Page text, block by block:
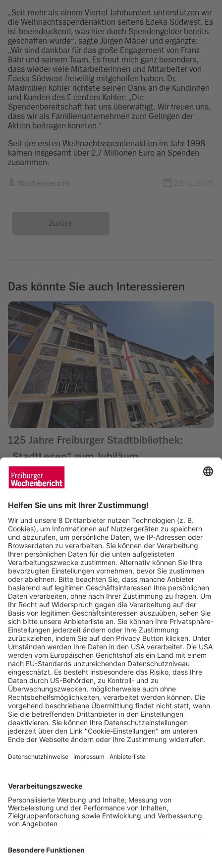
„Seit mehr als einem Viertel Jahrhundert unterstützen wir
die Weihnachtsspendenaktion seitens Edeka Südwest. Es
ist beeindruckend, was hier durch Spendengelder bereits
geschaffen wurde“, sagte Jürgen Mäder und ergänzte:
„Wir sind dankbar für das große Engagement von Franz
Bähr und seinem Team. Es freut mich ganz besonders,
dass wieder viele Mitarbeiterinnen und Mitarbeiter von
Edeka Südwest freiwillig mitgeholfen haben. Dr.
Maximilien Kohler richtete seinen Dank an die Kundinnen
und Kunden des E centers Kohler: „Die
Spendenbereitschaft hat uns überwältigt. Wir freuen uns,
dass wir als Familienunternehmen zum Gelingen der
Aktion beitragen konnten.“
Seit der ersten Weihnachtsspendenaktion im Jahr 1998
kamen insgesamt über 2,7 Millionen Euro an Spenden
zusammen.
Wochenbericht
Zurück
Das könnte Sie auch Interessieren
125 Jahre Freiburger Stadtbibliothek:
„StadtLesen“ zum Jubiläum
Am Freitag startet die Freiburger
Herbstmess’ – wir verlosen Freifahrten
Wochenbericht 16.10.2024
Freiburger Wochenbericht
Der Wochenbericht
wurde zum 31. Juli 2026
eingestellt.